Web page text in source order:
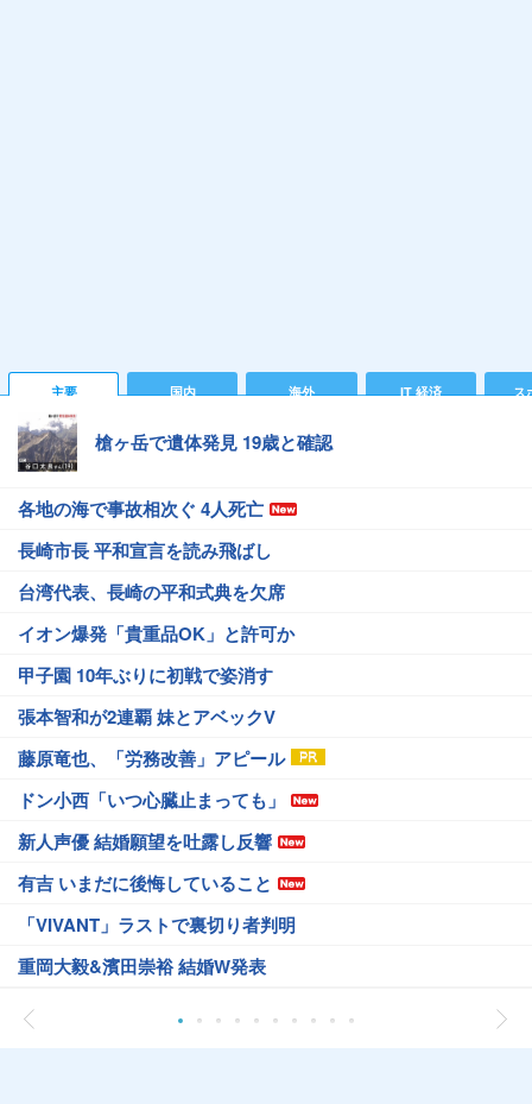
主要 国内 海外 IT 経済 ス
槍ヶ岳で遺体発見 19歳と確認
各地の海で事故相次ぐ 4人死亡
長崎市長 平和宣言を読み飛ばし
台湾代表、長崎の平和式典を欠席
イオン爆発「貴重品OK」と許可か
甲子園 10年ぶりに初戦で姿消す
張本智和が2連覇 妹とアベックV
藤原竜也、「労務改善」アピール
ドン小西「いつ心臓止まっても」
新人声優 結婚願望を吐露し反響
有吉 いまだに後悔していること
「VIVANT」ラストで裏切り者判明
重岡大毅&濱田崇裕 結婚W発表